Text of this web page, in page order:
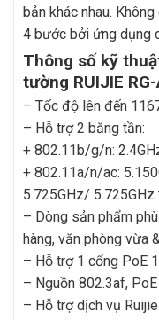
bản khác nhau.
4 bước bởi ứng dụng
Thông số kỹ
tường RUIJIE
– Tốc độ lên đến
– Hỗ trợ 2 băng tần:
+ 802.11b/g/n:
+ 802.11a/n/ac:
5.725GHz/ 5.725GHz
– Dòng sản phẩm
hàng, văn phòng vừa
– Hỗ trợ 1 cổng PoE
– Nguồn 802.3af,
– Hỗ trợ dịch vụ